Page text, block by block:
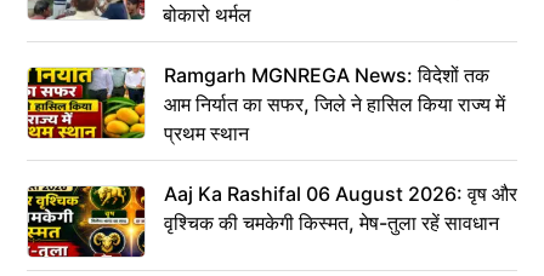
बोकारो थर्मल
Ramgarh MGNREGA News: विदेशों तक
आम निर्यात का सफर, जिले ने हासिल किया राज्य में
प्रथम स्थान
Aaj Ka Rashifal 06 August 2026: वृष और
वृश्चिक की चमकेगी किस्मत, मेष-तुला रहें सावधान